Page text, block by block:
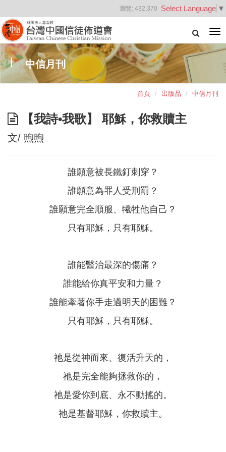
Select Language ▼
瀏覽: 432,370
中信月刊
首頁 出版品 中信月刊
【我詩•我歌】 耶穌，你救贖主
文/ 煦煦
誰願意被長鐵釘刺穿？
誰願意為罪人受刑罰？
誰願意完全順服、犧牲他自己？
只有耶穌，只有耶穌。
誰能醫治最深的傷痛？
誰能給你真平安和力量？
誰能牽著你手走過明天的困難？
只有耶穌，只有耶穌。
祂是從神而來、復活升天的，
祂是完全能夠拯救你的，
祂是愛你到底、永不動搖的。
祂是基督耶穌，你救贖主。